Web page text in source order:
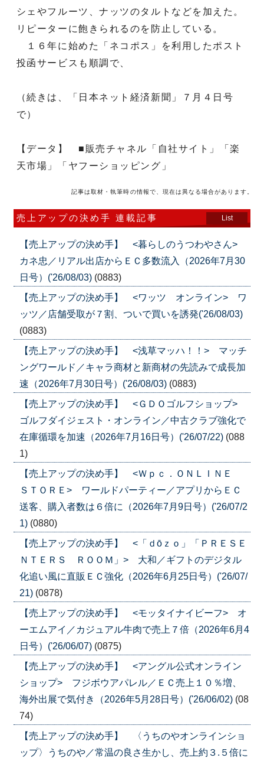
シェやフルーツ、ナッツのタルトなどを加えた。
リピーターに飽きられるのを防止している。
１６年に始めた「ネコポス」を利用したポスト
投函サービスも順調で、
（続きは、「日本ネット経済新聞」７月４日号
で）
【データ】 ■販売チャネル「自社サイト」「楽
天市場」「ヤフーショッピング」
記事は取材・執筆時の情報で、現在は異なる場合があります。
売上アップの決め手 連載記事 List
【売上アップの決め手】 <暮らしのうつわやさん>
カネ忠／リアル出店からＥＣ多数流入（2026年7月30
日号）('26/08/03) (0883)
【売上アップの決め手】 <ワッツ オンライン> ワ
ッツ／店舗受取が７割、ついで買いを誘発('26/08/03)
(0883)
【売上アップの決め手】 <浅草マッハ！！> マッチ
ングワールド／キャラ商材と新商材の先読みで成長加
速（2026年7月30日号）('26/08/03) (0883)
【売上アップの決め手】 <ＧＤＯゴルフショップ>
ゴルフダイジェスト・オンライン／中古クラブ強化で
在庫循環を加速（2026年7月16日号）('26/07/22) (088
1)
【売上アップの決め手】 <Ｗｐｃ．ＯＮＬＩＮＥ
ＳＴＯＲＥ> ワールドパーティー／アプリからＥＣ
送客、購入者数は６倍に（2026年7月9日号）('26/07/2
1) (0880)
【売上アップの決め手】 <「ｄōｚｏ」「ＰＲＥＳＥ
ＮＴＥＲＳ ＲＯＯＭ」> 大和／ギフトのデジタル
化追い風に直販ＥＣ強化（2026年6月25日号）('26/07/
21) (0878)
【売上アップの決め手】 <モッタイナイビーフ> オ
ーエムアイ／カジュアル牛肉で売上７倍（2026年6月4
日号）('26/06/07) (0875)
【売上アップの決め手】 <アングル公式オンライン
ショップ> フジボウアパレル／ＥＣ売上１０％増、
海外出展で気付き（2026年5月28日号）('26/06/02) (08
74)
【売上アップの決め手】 〈うちのやオンラインショ
ップ〉うちのや／常温の良さ生かし、売上約３.５倍に